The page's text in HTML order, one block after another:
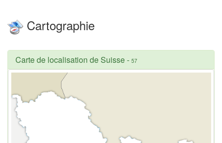
Cartographie
Carte de localisation de Suisse- 57